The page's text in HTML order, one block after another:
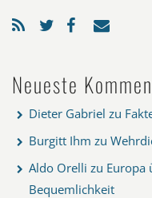
Neueste
Dieter Gabriel zu
Burgitt Ihm zu
Aldo Orelli zu Europa
Bequemlichkeit